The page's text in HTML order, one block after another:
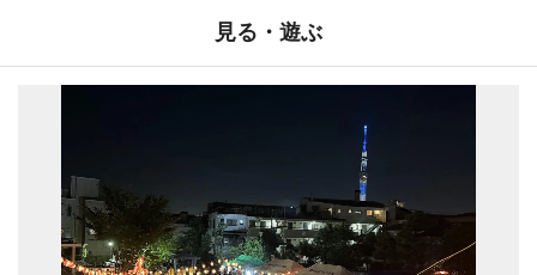
見る・遊ぶ